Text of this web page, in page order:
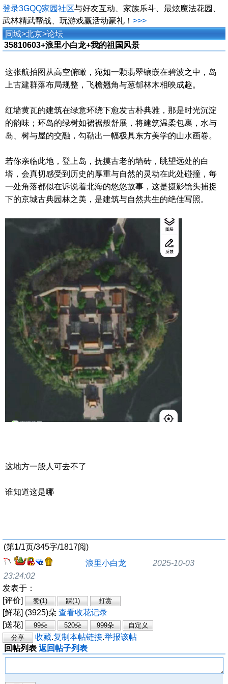
登录3GQQ家园社区与好友互动、家族乐斗、最炫魔法花园、
武林精武帮战、玩游戏赢活动豪礼！ >>>
同城>北京>论坛
35810603+浪里小白龙+我的祖国风景
这张航拍图从高空俯瞰，宛如一颗翡翠镶嵌在碧波之中，岛
上古建群落布局规整，飞檐翘角与葱郁林木相映成趣。
红墙黄瓦的建筑在绿意环绕下愈发古朴典雅，那是时光沉淀
的韵味；环岛的绿树如裙裾般舒展，将建筑温柔包裹，水与
岛、树与屋的交融，勾勒出一幅极具东方美学的山水画卷。
若你亲临此地，登上岛，抚摸古老的墙砖，眺望远处的白
塔，会真切感受到历史的厚重与自然的灵动在此处碰撞，每
一处角落都似在诉说着北海的悠悠故事，这是摄影镜头捕捉
下的京城古典园林之美，是建筑与自然共生的绝佳写照。
这地方一般人可去不了
谁知道这是哪
(第1/1页/345字/1817阅)
浪里小白龙
2025-10-03
23:24:02
发表于：
[评价]
[鲜花] (3925)朵 查看收花记录
[送花]
收藏.复制本帖链接.举报该帖
回帖列表 返回帖子列表